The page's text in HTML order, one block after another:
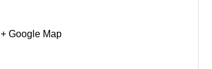
+ Google Map